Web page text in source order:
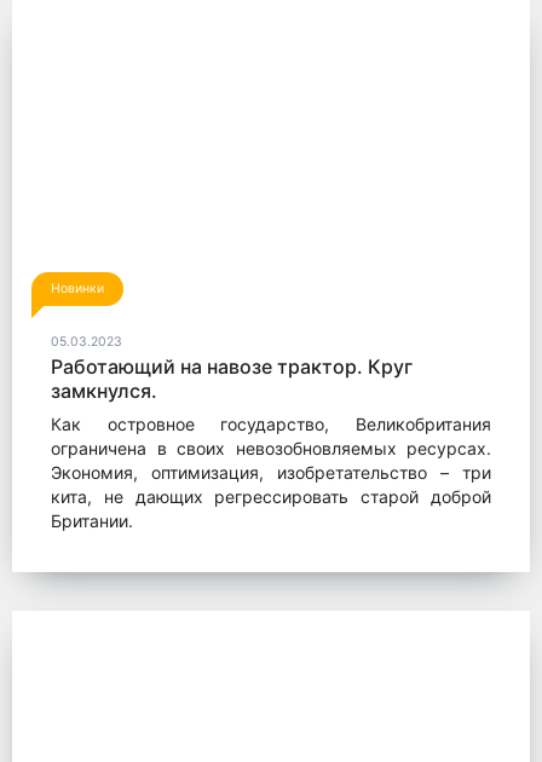
Новинки
05.03.2023
Работающий на навозе трактор. Круг
замкнулся.
Как островное государство, Великобритания
ограничена в своих невозобновляемых ресурсах.
Экономия, оптимизация, изобретательство – три
кита, не дающих регрессировать старой доброй
Британии.